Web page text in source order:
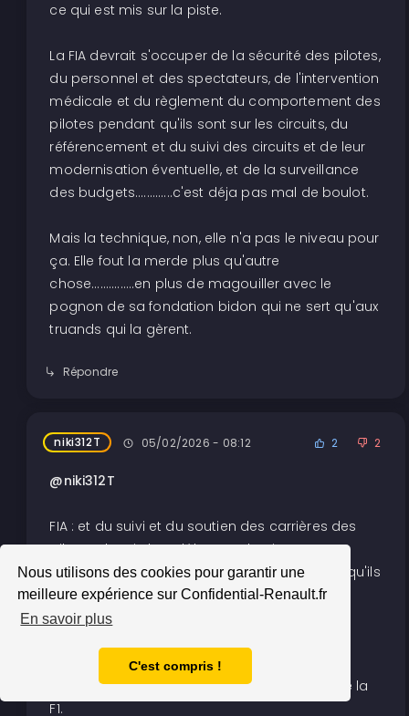
Nous utilisons des cookies pour garantir une
meilleure expérience sur Confidential-Renault.fr
En savoir plus
C'est compris !
ce qui est mis sur la piste.
La FIA devrait s'occuper de la sécurité des pilotes,
du personnel et des spectateurs, de l'intervention
médicale et du règlement du comportement des
pilotes pendant qu'ils sont sur les circuits, du
référencement et du suivi des circuits et de leur
modernisation éventuelle, et de la surveillance
des budgets.............c'est déja pas mal de boulot.
Mais la technique, non, elle n'a pas le niveau pour
ça. Elle fout la merde plus qu'autre
chose...............en plus de magouiller avec le
pognon de sa fondation bidon qui ne sert qu'aux
truands qui la gèrent.
Répondre
niki312T 05/02/2026 - 08:12 2 2
@niki312T
FIA : et du suivi et du soutien des carrières des
pilotes depuis leur débuts en karting, en
particulier de leurs contrats successits pour qu'ils
ne se fassent pas couillonner.
intervenir dans ce qu'utilisent les écuries et
comment les constructeurs voient l'avenir de la
F1.